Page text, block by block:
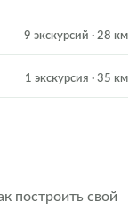
9 экскурсий · 28 км
1 экскурсия · 35 км
построить свой